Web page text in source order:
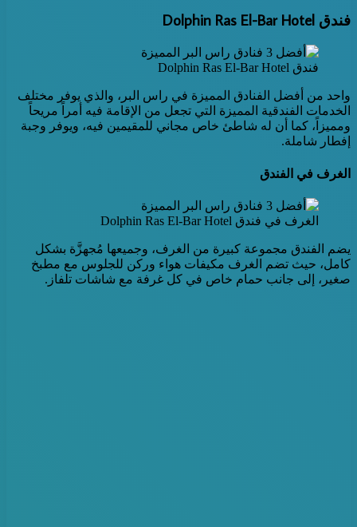
فندق Dolphin Ras El-Bar Hotel
فندق Dolphin Ras El-Bar Hotel
واحد من أفضل الفنادق المميزة في راس البر، والذي يوفر مختلف
الخدمات الفندقية المميزة التي تجعل من الإقامة فيه أمراً مريحاً
ومميزاً، كما أن له شاطئ خاص مجاني للمقيمين فيه، ويوفر وجبة
إفطار شاملة.
الغرف في الفندق
الغرف في فندق Dolphin Ras El-Bar Hotel
يضم الفندق مجموعة كبيرة من الغرف، وجميعها مُجهزَّة بشكل
كامل، حيث تضم الغرف مكيفات هواء وركن للجلوس مع مطبخ
صغير، إلى جانب حمام خاص في كل غرفة مع شاشات تلفاز.